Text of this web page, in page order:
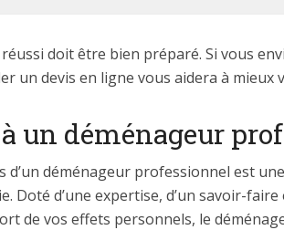
doit être bien préparé. Si vous
un devis en ligne vous aidera à
à un déménageur
d’un déménageur professionnel est
Doté d’une expertise, d’un savoir-
de vos effets personnels, le